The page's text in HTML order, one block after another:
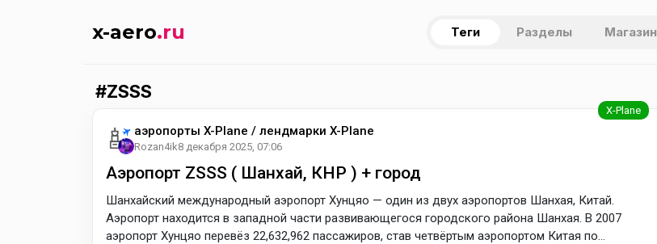
x-aero.ru Теги Разделы Магазин
ZSSS
аэропорты X-Plane / лендмарки X-Plane
Rozan4ik8 декабря 2025, 07:06
Аэропорт ZSSS ( Шанхай, КНР ) + город
Шанхайский международный аэропорт Хунцяо — один из двух аэропортов Шанхая, Китай.
Аэропорт находится в западной части развивающегося городского района Шанхая. В 2007
аэропорт Хунцяо перевёз 22,632,962 пассажиров, став четвёртым аэропортом Китая по